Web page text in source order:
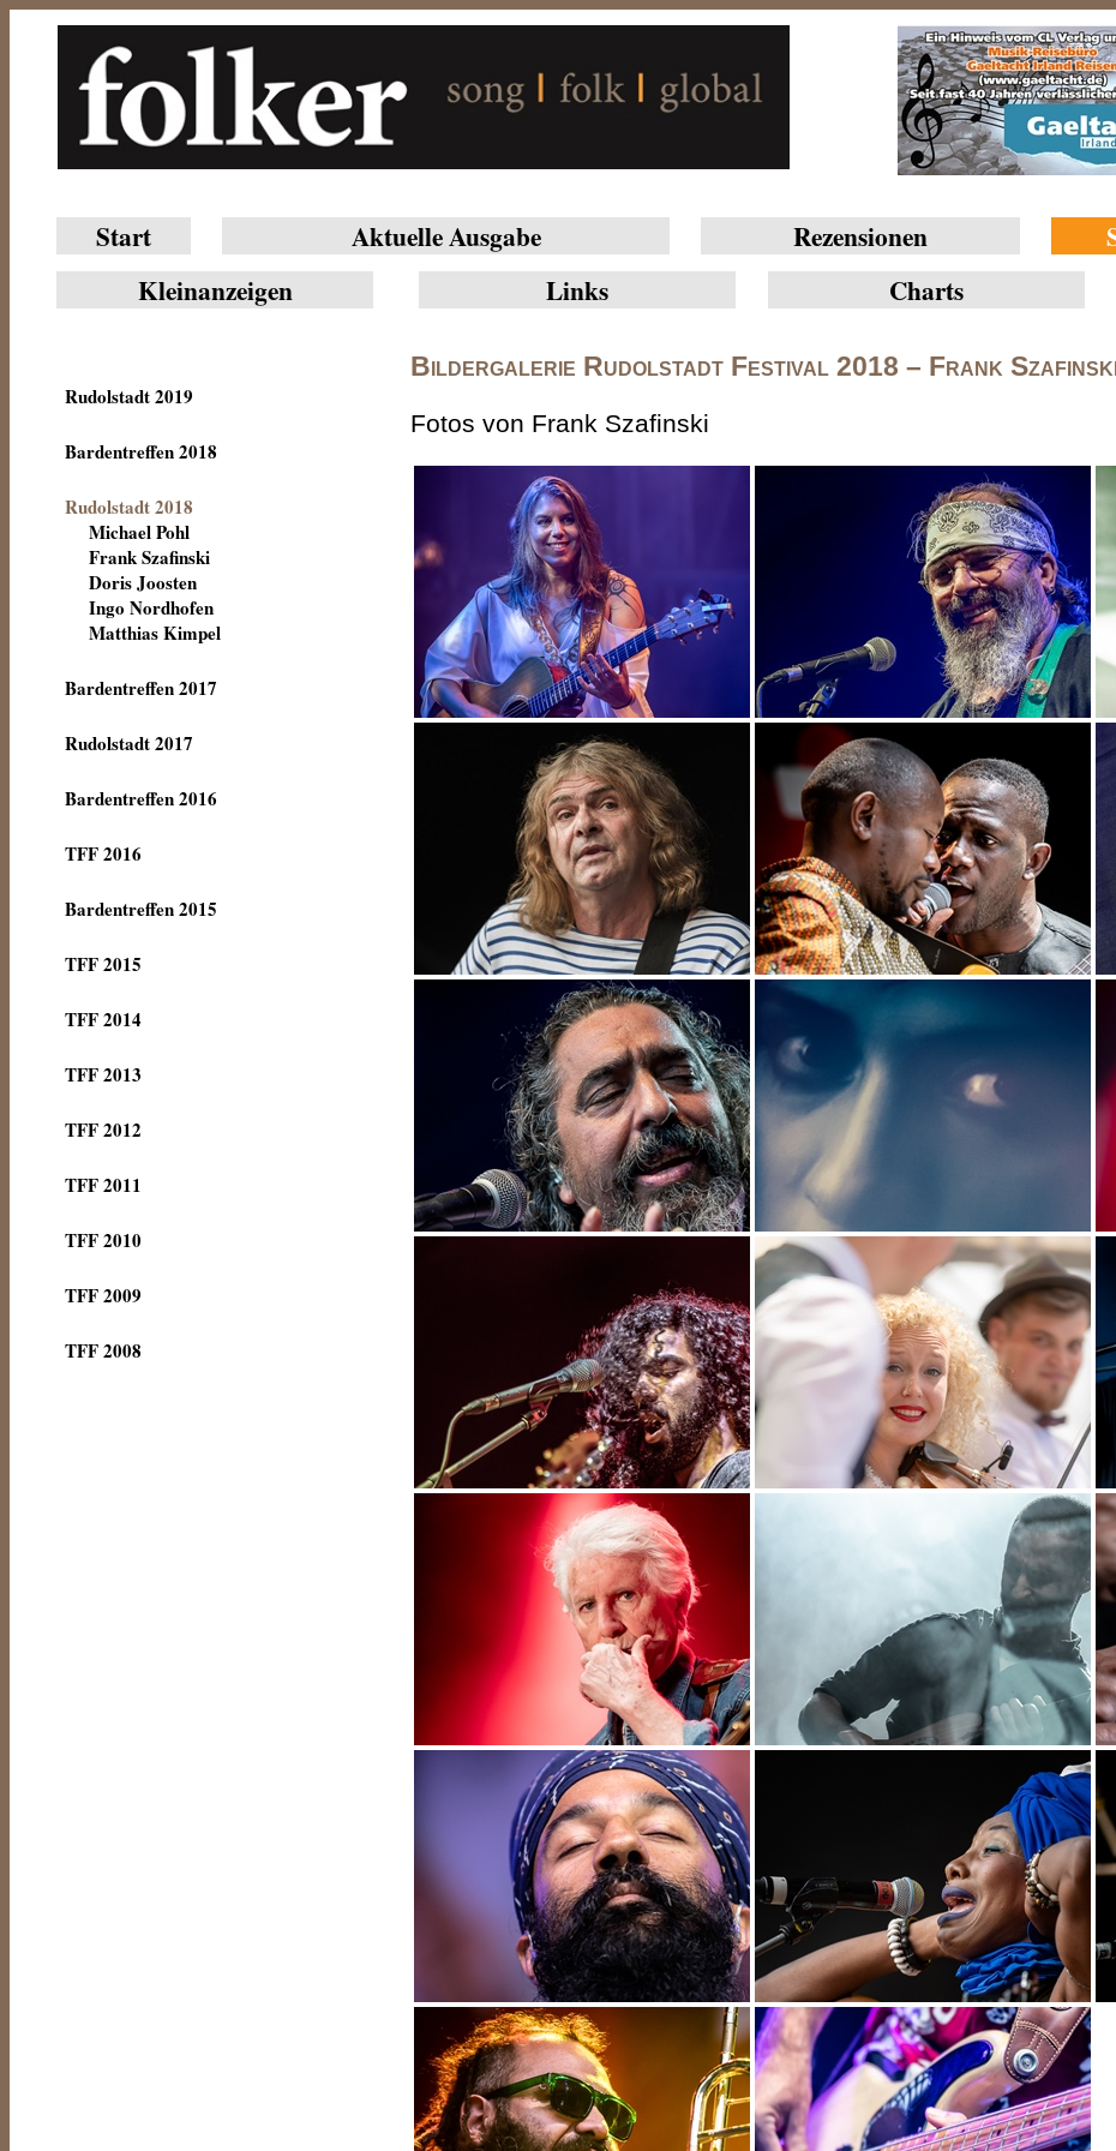
Start Aktuelle Ausgabe Rezensionen
Klein­anzeigen
Links Charts
Rudolstadt 2019
Bardentreffen 2018
Rudolstadt 2018
Michael Pohl
Frank Szafinski
Doris Joosten
Ingo Nordhofen
Matthias Kimpel
Bardentreffen 2017
Rudolstadt 2017
Bardentreffen 2016
TFF 2016
Bardentreffen 2015
TFF 2015
TFF 2014
TFF 2013
TFF 2012
TFF 2011
TFF 2010
TFF 2009
TFF 2008
Bildergalerie Rudolstadt Festival 2018 – Frank
Fotos von Frank Szafinski